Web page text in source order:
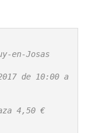
en-Josas
de 10:00 a
4,50 €